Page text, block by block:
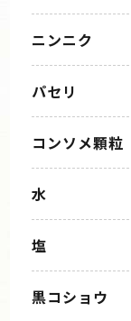
ニンニク
パセリ
コンソメ顆粒
水
塩
黒コショウ